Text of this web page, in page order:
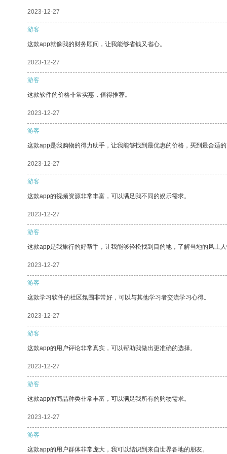
2023-12-27
游客
这款app就像我的财务顾问，让我能够省钱又省心。
2023-12-27
游客
这款软件的价格非常实惠，值得推荐。
2023-12-27
游客
这款app是我购物的得力助手，让我能够找到最优惠的价格，买到最合适
2023-12-27
游客
这款app的视频资源非常丰富，可以满足我不同的娱乐需求。
2023-12-27
游客
这款app是我旅行的好帮手，让我能够轻松找到目的地，了解当地的风土
2023-12-27
游客
这款学习软件的社区氛围非常好，可以与其他学习者交流学习心得。
2023-12-27
游客
这款app的用户评论非常真实，可以帮助我做出更准确的选择。
2023-12-27
游客
这款app的商品种类非常丰富，可以满足我所有的购物需求。
2023-12-27
游客
这款app的用户群体非常庞大，我可以结识到来自世界各地的朋友。